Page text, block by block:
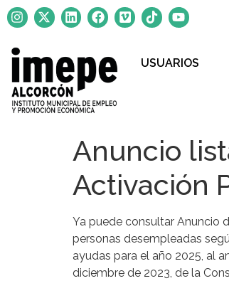
USUARIOS
Anuncio
Activación
Ya puede consultar Anuncio
personas desempleadas
ayudas para el año 2025, al
diciembre de 2023, de la